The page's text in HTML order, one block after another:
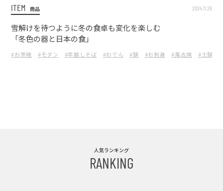
ITEM 商品 2024.11.26
雪解けを待つように冬の食卓も変化を楽しむ
「冬色の器と日本の食」
#お茶碗 #モダン #年越しそば #おでん #鍋 #お刺身 #萬古焼 #土鍋
人気ランキング
RANKING